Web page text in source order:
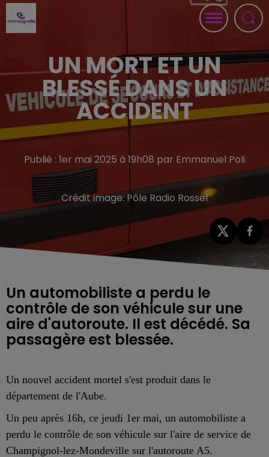
UN MORT ET UN
BLESSÉ DANS UN
ACCIDENT
Publié : 1er mai 2025 à 19h08 par Emmanuel Poli
Crédit image: Pôle Radio Rossel
Un automobiliste a perdu le
contrôle de son véhicule sur une
aire d'autoroute. Il est décédé. Sa
passagère est blessée.
Un nouvel accident mortel s'est produit dans le
département de l'Aube.
Un peu après 16h, ce jeudi 1er mai, un automobiliste a
perdu le contrôle de son véhicule sur l'aire de service de
Champignol-lez-Mondeville sur l'autoroute A5.